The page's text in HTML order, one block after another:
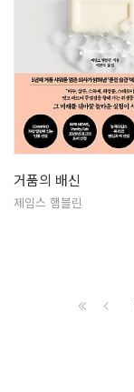
거품의 배신
제임스 햄블린